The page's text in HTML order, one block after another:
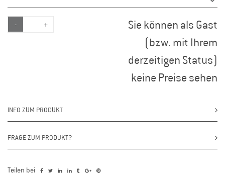
- +
Sie können als Gast
(bzw. mit Ihrem
derzeitigen Status)
keine Preise sehen
INFO ZUM PRODUKT
FRAGE ZUM PRODUKT?
Teilen bei